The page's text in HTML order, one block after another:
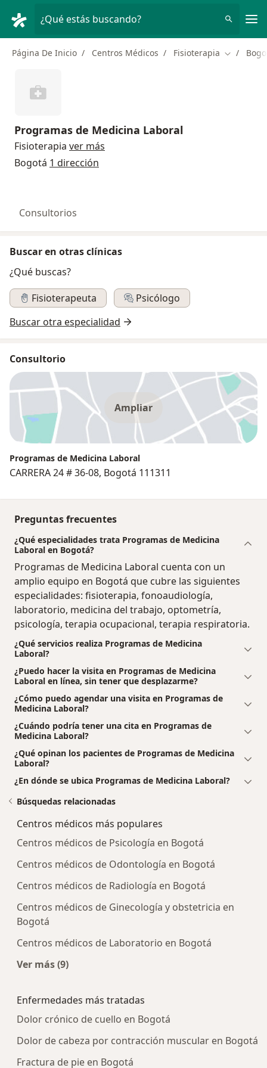
¿Qué estás buscando?
Página De Inicio Centros Médicos Fisioterapia Cambiar
Programas de Medicina Laboral
Fisioterapia ver más
Bogotá 1 dirección
Consultorios
Buscar en otras clínicas
¿Qué buscas?
Fisioterapeuta
Psicólogo
Buscar otra especialidad
Consultorio
Ampliar
Programas de Medicina Laboral
CARRERA 24 # 36-08, Bogotá 111311
Preguntas frecuentes
¿Qué especialidades trata Programas de Medicina
Laboral en Bogotá?
Programas de Medicina Laboral cuenta con un
amplio equipo en Bogotá que cubre las siguientes
especialidades: fisioterapia, fonoaudiología,
laboratorio, medicina del trabajo, optometría,
psicología, terapia ocupacional, terapia respiratoria.
¿Qué servicios realiza Programas de Medicina
Laboral?
¿Puedo hacer la visita en Programas de Medicina
Laboral en línea, sin tener que desplazarme?
¿Cómo puedo agendar una visita en Programas de
Medicina Laboral?
¿Cuándo podría tener una cita en Programas de
Medicina Laboral?
¿Qué opinan los pacientes de Programas de Medicina
Laboral?
¿En dónde se ubica Programas de Medicina Laboral?
Búsquedas relacionadas
Centros médicos más populares
Centros médicos de Psicología en Bogotá
Centros médicos de Odontología en Bogotá
Centros médicos de Radiología en Bogotá
Centros médicos de Ginecología y obstetricia en
Bogotá
Centros médicos de Laboratorio en Bogotá
Ver más (9)
Enfermedades más tratadas
Dolor crónico de cuello en Bogotá
Dolor de cabeza por contracción muscular en Bogotá
Fractura de pie en Bogotá